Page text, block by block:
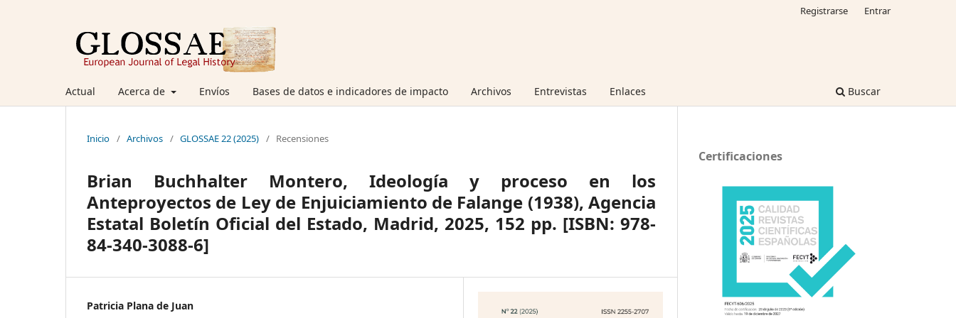
Actual Acerca de Envíos Bases de datos e indicadores de impacto Archivos Entrevistas Enlaces Buscar
Registrarse Entrar
Inicio / Archivos / GLOSSAE 22 (2025) / Recensiones
Brian Buchhalter Montero, Ideología y proceso en los
Anteproyectos de Ley de Enjuiciamiento de Falange (1938), Agencia
Estatal Boletín Oficial del Estado, Madrid, 2025, 152 pp. [ISBN: 978-
84-340-3088-6]
Patricia Plana de Juan
Certificaciones